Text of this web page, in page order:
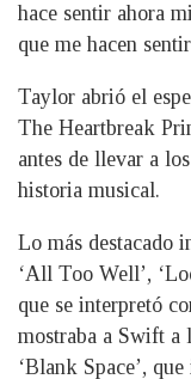
hace sentir ahora
que me hacen
Taylor abrió el
The Heartbreak
antes de llevar a
historia musical.
Lo más destacado
‘All Too Well’,
que se interpretó
mostraba a Swift a
‘Blank Space’,